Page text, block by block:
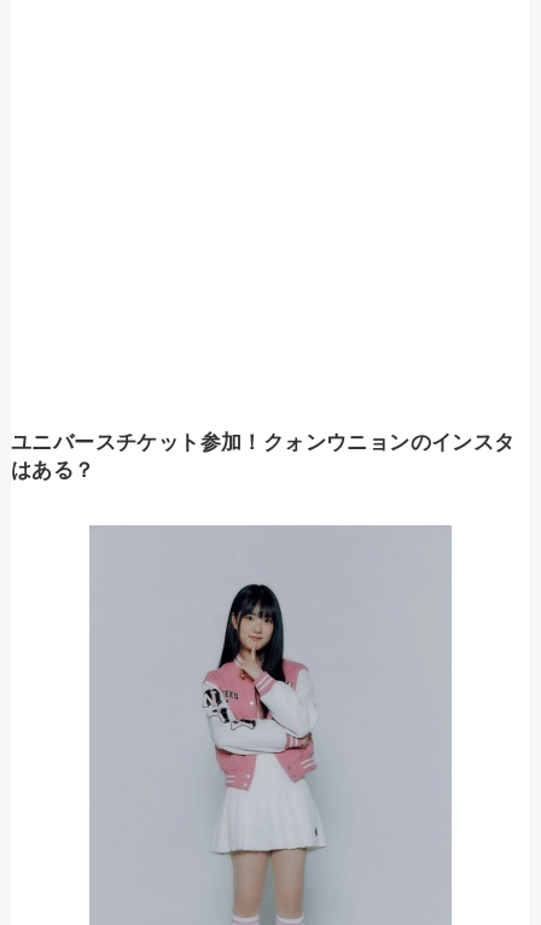
ユニバースチケット参加！クォンウニョンのインスタ
はある？